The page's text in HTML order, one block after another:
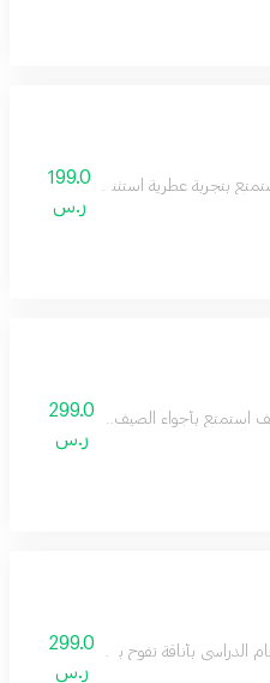
مع باقة النخبة، عطرين بحجم 160 مل من مجموعتنا المميزة بسعر خاص. فرصة رائعة للاستمتاع
199.0
ر.س
استمتع بأجواء الصيف المنعشة مع باقة
299.0
ر.س
بأناقة تفوح بالفخامة مع باقة العوده للمدارس من رسيس تتكون الباقة من 12عطور ميني
299.0
ر.س